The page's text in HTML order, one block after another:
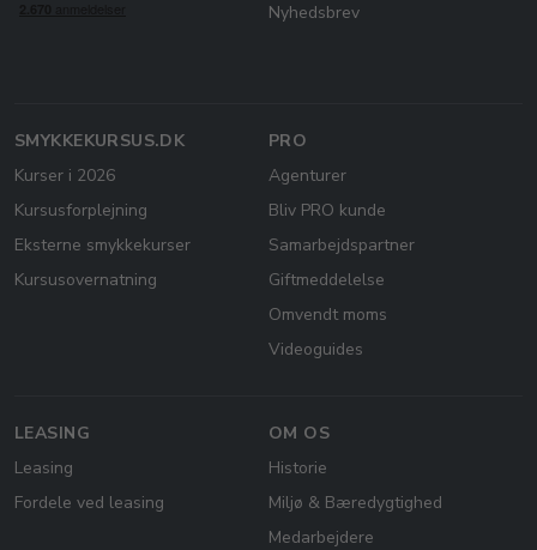
Nyhedsbrev
SMYKKEKURSUS.DK
Kurser i 2026
Kursusforplejning
Eksterne smykkekurser
Kursusovernatning
PRO
Agenturer
Bliv PRO kunde
Samarbejdspartner
Giftmeddelelse
Omvendt moms
Videoguides
LEASING
Leasing
Fordele ved leasing
OM OS
Historie
Miljø & Bæredygtighed
Medarbejdere